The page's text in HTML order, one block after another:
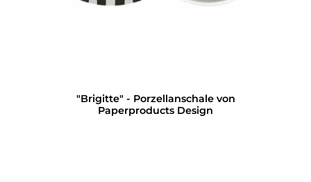
"Brigitte" - Porzellanschale von
Paperproducts Design